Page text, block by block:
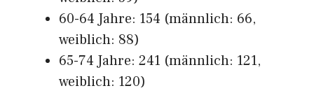
60-64 Jahre: 154 (männlich: 66,
weiblich: 88)
65-74 Jahre: 241 (männlich: 121,
weiblich: 120)